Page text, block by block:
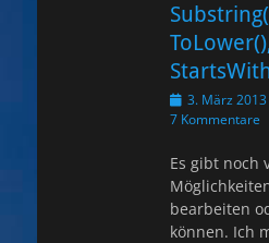
Veröffentlicht
am
3. März 2013
7 Kommentare
Es gibt noch
bearbeiten
können. Ich